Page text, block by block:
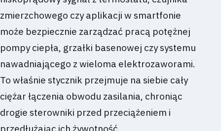
zmierzchowego czy aplikacji w smartfonie
może bezpiecznie zarządzać pracą potężnej
pompy ciepła, grzałki basenowej czy systemu
nawadniającego z wieloma elektrozaworami.
To właśnie stycznik przejmuje na siebie cały
ciężar łączenia obwodu zasilania, chroniąc
drogie sterowniki przed przeciążeniem i
przedłużając ich żywotność.